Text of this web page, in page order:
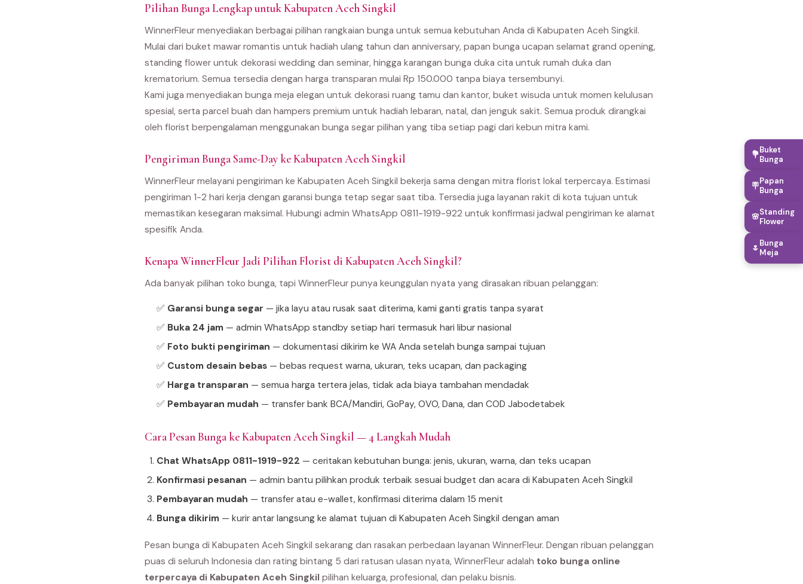
Pilihan Bunga Lengkap untuk Kabupaten Aceh Singkil
WinnerFleur menyediakan berbagai pilihan rangkaian bunga untuk semua kebutuhan Anda di Kabupaten Aceh Singkil.
Mulai dari buket mawar romantis untuk hadiah ulang tahun dan anniversary, papan bunga ucapan selamat grand opening,
standing flower untuk dekorasi wedding dan seminar, hingga karangan bunga duka cita untuk rumah duka dan
krematorium. Semua tersedia dengan harga transparan mulai Rp 150.000 tanpa biaya tersembunyi.
Kami juga menyediakan bunga meja elegan untuk dekorasi ruang tamu dan kantor, buket wisuda untuk momen kelulusan
spesial, serta parcel buah dan hampers premium untuk hadiah lebaran, natal, dan jenguk sakit. Semua produk dirangkai
oleh florist berpengalaman menggunakan bunga segar pilihan yang tiba setiap pagi dari kebun mitra kami.
Pengiriman Bunga Same-Day ke Kabupaten Aceh Singkil
WinnerFleur melayani pengiriman ke Kabupaten Aceh Singkil bekerja sama dengan mitra florist lokal terpercaya. Estimasi
pengiriman 1-2 hari kerja dengan garansi bunga tetap segar saat tiba. Tersedia juga layanan rakit di kota tujuan untuk
memastikan kesegaran maksimal. Hubungi admin WhatsApp 0811-1919-922 untuk konfirmasi jadwal pengiriman ke alamat
spesifik Anda.
Kenapa WinnerFleur Jadi Pilihan Florist di Kabupaten Aceh Singkil?
Ada banyak pilihan toko bunga, tapi WinnerFleur punya keunggulan nyata yang dirasakan ribuan pelanggan:
✅ Garansi bunga segar — jika layu atau rusak saat diterima, kami ganti gratis tanpa syarat
✅ Buka 24 jam — admin WhatsApp standby setiap hari termasuk hari libur nasional
✅ Foto bukti pengiriman — dokumentasi dikirim ke WA Anda setelah bunga sampai tujuan
✅ Custom desain bebas — bebas request warna, ukuran, teks ucapan, dan packaging
✅ Harga transparan — semua harga tertera jelas, tidak ada biaya tambahan mendadak
✅ Pembayaran mudah — transfer bank BCA/Mandiri, GoPay, OVO, Dana, dan COD Jabodetabek
Cara Pesan Bunga ke Kabupaten Aceh Singkil — 4 Langkah Mudah
Chat WhatsApp 0811-1919-922 — ceritakan kebutuhan bunga: jenis, ukuran, warna, dan teks ucapan
Konfirmasi pesanan — admin bantu pilihkan produk terbaik sesuai budget dan acara di Kabupaten Aceh Singkil
Pembayaran mudah — transfer atau e-wallet, konfirmasi diterima dalam 15 menit
Bunga dikirim — kurir antar langsung ke alamat tujuan di Kabupaten Aceh Singkil dengan aman
Pesan bunga di Kabupaten Aceh Singkil sekarang dan rasakan perbedaan layanan WinnerFleur. Dengan ribuan pelanggan
puas di seluruh Indonesia dan rating bintang 5 dari ratusan ulasan nyata, WinnerFleur adalah toko bunga online
terpercaya di Kabupaten Aceh Singkil pilihan keluarga, profesional, dan pelaku bisnis.
💐Buket
Bunga
🪧Papan
Bunga
🌸Standing
Flower
🌷Bunga
Meja